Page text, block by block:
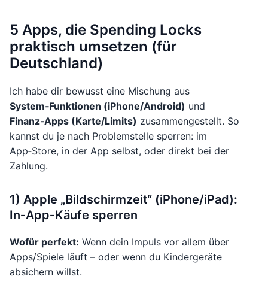
5 Apps, die Spending Locks
praktisch umsetzen (für
Deutschland)
Ich habe dir bewusst eine Mischung aus
System‑Funktionen (iPhone/Android) und
Finanz‑Apps (Karte/Limits) zusammengestellt. So
kannst du je nach Problemstelle sperren: im
App‑Store, in der App selbst, oder direkt bei der
Zahlung.
1) Apple „Bildschirmzeit“ (iPhone/iPad):
In‑App‑Käufe sperren
Wofür perfekt: Wenn dein Impuls vor allem über
Apps/Spiele läuft – oder wenn du Kindergeräte
absichern willst.